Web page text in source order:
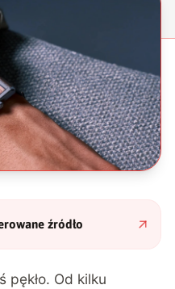
źródło
pękło. Od kilku